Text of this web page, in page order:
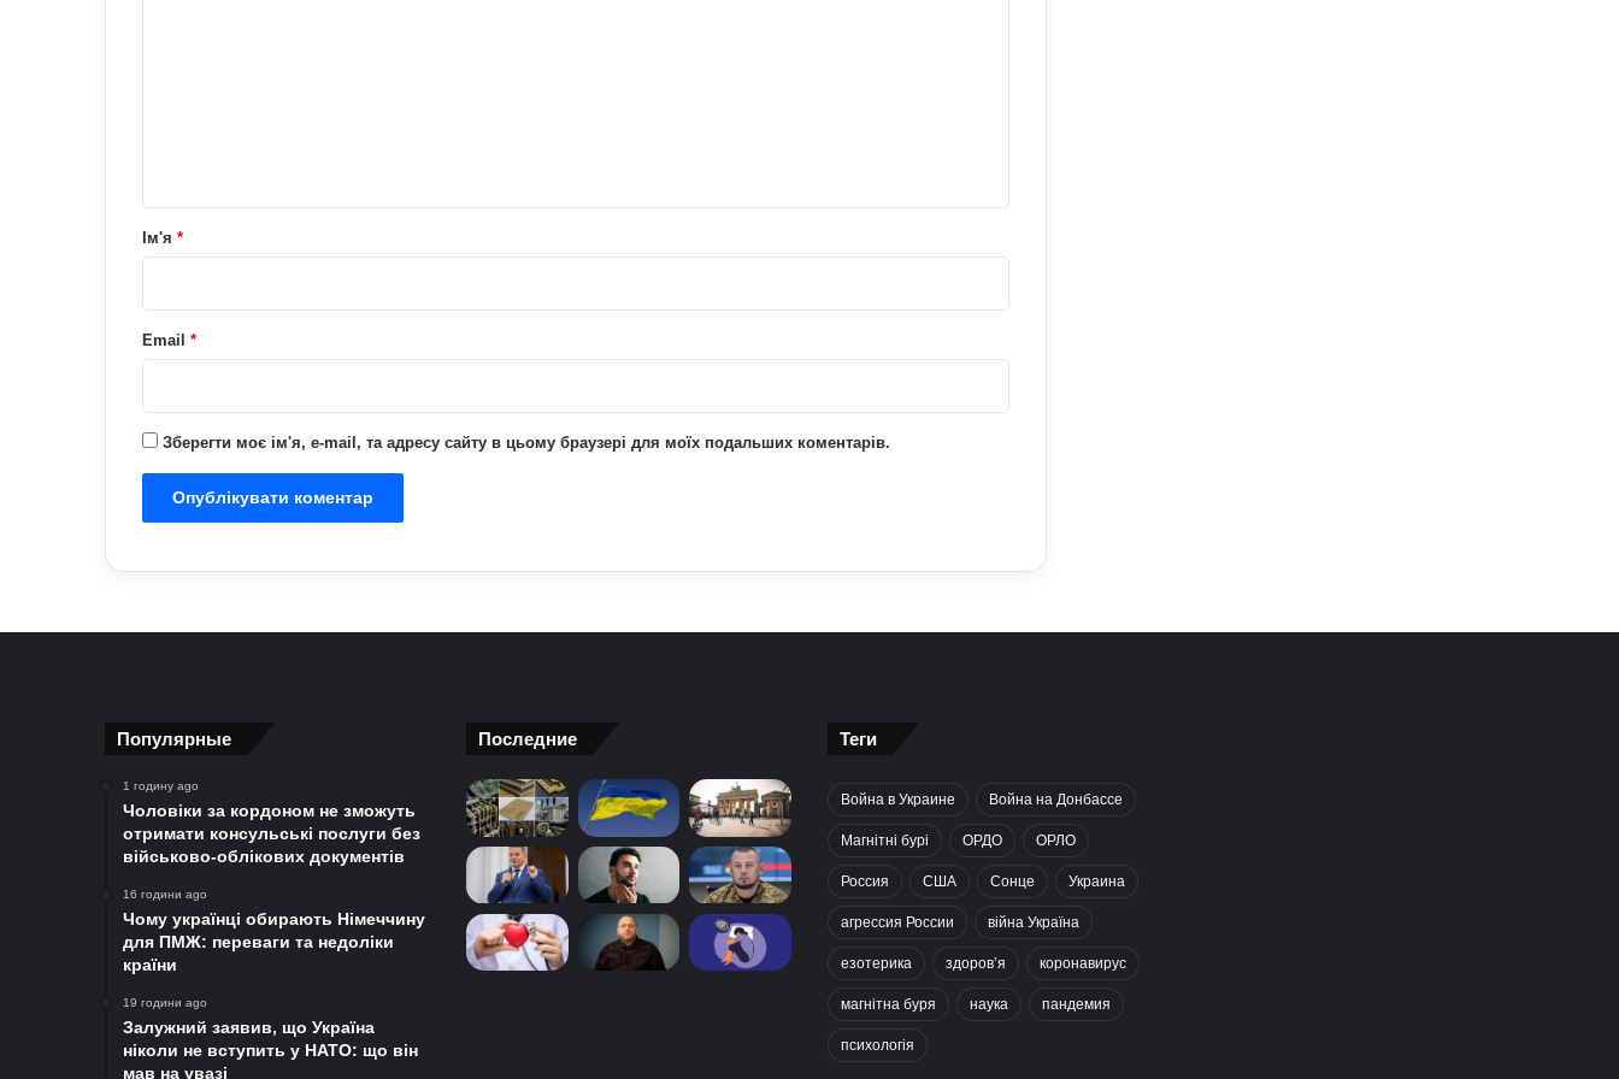
рІм'я *
Email *
Зберегти моє ім'я, e-mail, та адресу сайту в цьому браузері для моїх подальших коментарів.
Популярные
1 годину ago
Чоловіки за кордоном не зможуть
отримати консульські послуги без
військово-облікових документів
16 години ago
Чому українці обирають Німеччину
для ПМЖ: переваги та недоліки
країни
19 години ago
Залужний заявив, що Україна
ніколи не вступить у НАТО: що він
мав на увазі
Последние Теги
Война в Украине Война на Донбассе
Магнітні бурі ОРДО ОРЛО
Россия США Сонце Украина
агрессия России війна Україна
езотерика здоров’я коронавирус
магнітна буря наука пандемия
психологія